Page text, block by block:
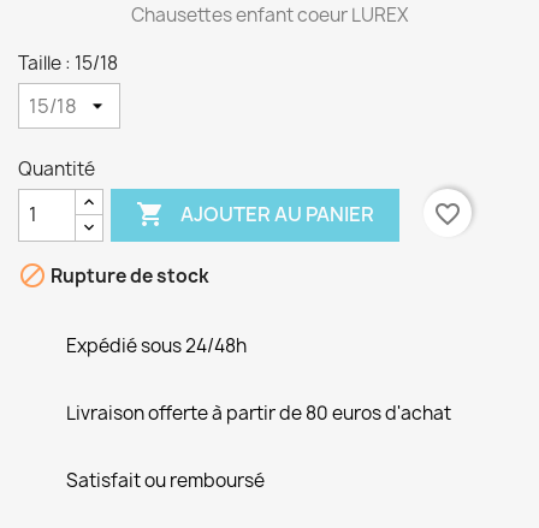
Chausettes enfant coeur LUREX
Taille : 15/18
Quantité
 AJOUTER AU PANIER favorite_border
 Rupture de stock
Expédié sous 24/48h
Livraison offerte à partir de 80 euros d'achat
Satisfait ou remboursé